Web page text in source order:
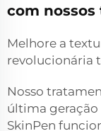
com
Melhore a
revolucionária
Nosso
última geração
SkinPen